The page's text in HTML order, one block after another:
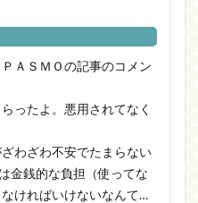
ＡＳＭＯの記事のコメン
ったよ。悪用されてなく
わざわ不安でたまらない
金銭的な負担（使ってな
ければいけないなんて…